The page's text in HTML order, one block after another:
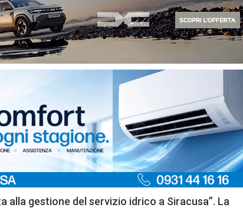
alla gestione del servizio idrico a Siracusa”. La